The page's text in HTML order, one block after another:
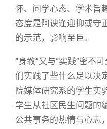
怀、问学心态、学术旨
态度是阿谀逢迎抑或守
的示范，影响至巨。
“身教”又与“实践”密不
们实践了些什么足以决
院媒体研究系的学生实
学生从社区民生问题的
公共事务的热情与心志